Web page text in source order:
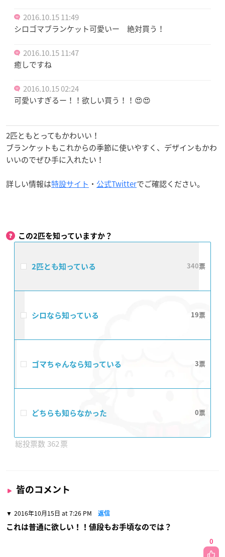
2016.10.15 11:49
シロゴマブランケット可愛いー 絶対買う！
2016.10.15 11:47
癒しですね
2016.10.15 02:24
可愛いすぎるー！！欲しい買う！！😍😍
2匹ともとってもかわいい！
ブランケットもこれからの季節に使いやすく、デザインもかわ
いいのでぜひ手に入れたい！
詳しい情報は特設サイト ・ 公式Twitterでご確認ください。
この2匹を知っていますか？
2匹とも知っている 340
シロなら知っている 19
ゴマちゃんなら知っている 3
どちらも知らなかった 0
362
皆のコメント
2016年10月15日 at 7:26 PM 返信
これは普通に欲しい！！値段もお手頃なのでは？
0